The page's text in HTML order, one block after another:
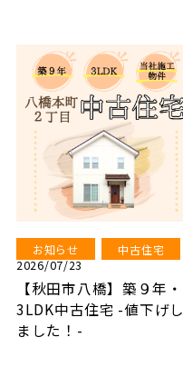
お知らせ
中古住宅
2026/07/23
【秋田市八橋】築９年・
3LDK中古住宅 -値下げし
ました！-